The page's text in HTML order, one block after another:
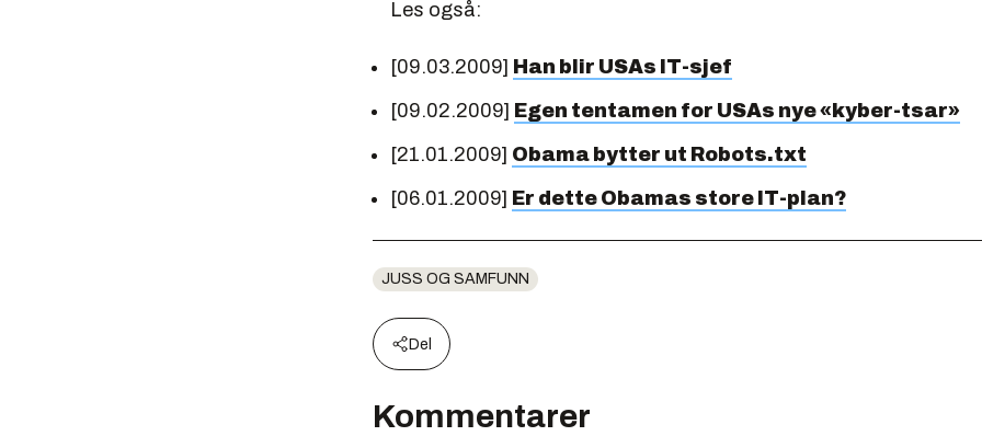
Les også:
[09.03.2009] Han blir USAs IT-sjef
[09.02.2009] Egen tentamen for USAs nye «kyber-tsar»
[21.01.2009] Obama bytter ut Robots.txt
[06.01.2009] Er dette Obamas store IT-plan?
JUSS OG SAMFUNN
Del
Kommentarer